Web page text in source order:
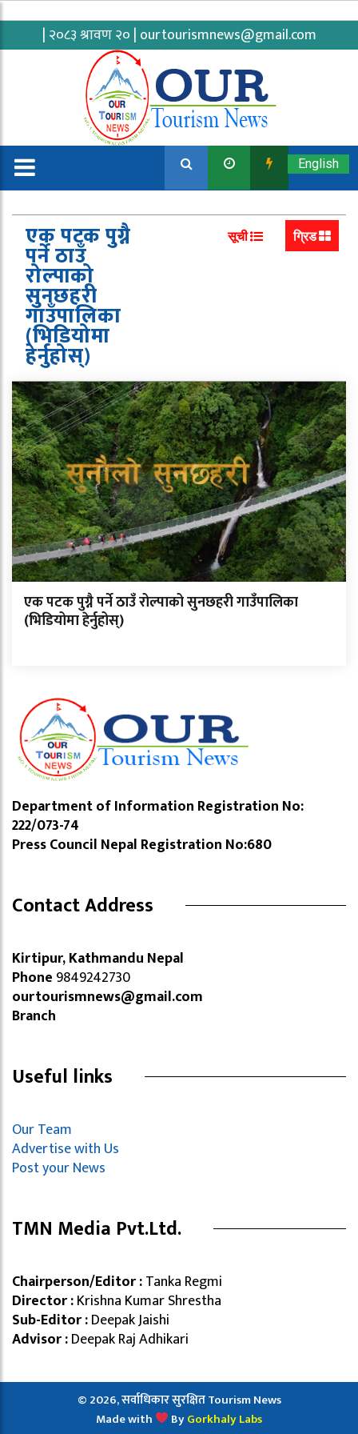
| २०८३ श्रावण २० | ourtourismnews@gmail.com
English
एक पटक पुग्नै
पर्ने ठाउँ
रोल्पाको
सुनछहरी
गाउँपालिका
(भिडियोमा
हेर्नुहोस्)
सूची ग्रिड
एक पटक पुग्नै पर्ने ठाउँ रोल्पाको सुनछहरी गाउँपालिका
(भिडियोमा हेर्नुहोस्)
Department of Information Registration No:
222/073-74
Press Council Nepal Registration No:680
Contact Address
Kirtipur, Kathmandu Nepal
Phone 9849242730
ourtourismnews@gmail.com
Branch
Useful links
Our Team
Advertise with Us
Post your News
TMN Media Pvt.Ltd.
Chairperson/Editor :Tanka Regmi
Director :Krishna Kumar Shrestha
Sub-Editor :Deepak Jaishi
Advisor :Deepak Raj Adhikari
© 2026, सर्वाधिकार सुरक्षित Tourism News
Made with
ByGorkhaly Labs